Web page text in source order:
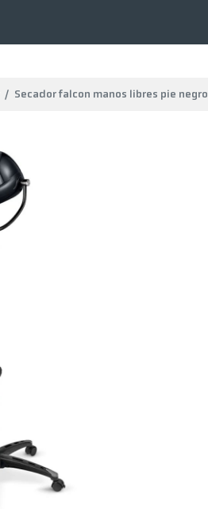
Secador falcon manos libres pie negro